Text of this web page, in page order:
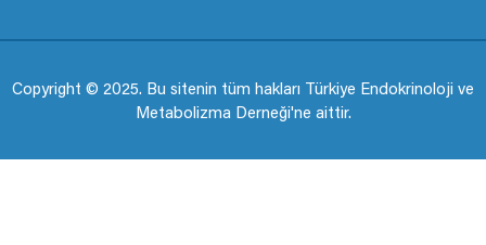
Copyright © 2025. Bu sitenin tüm hakları Türkiye Endokrinoloji ve
Metabolizma Derneği'ne aittir.